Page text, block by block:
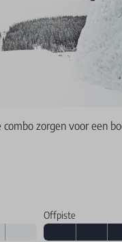
zorgen voor een
Offpiste